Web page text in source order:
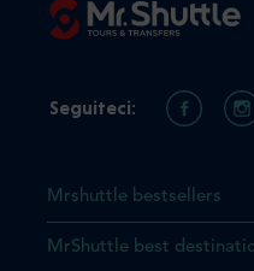
Mrshuttle bestsellers
MrShuttle best
Seguiteci: